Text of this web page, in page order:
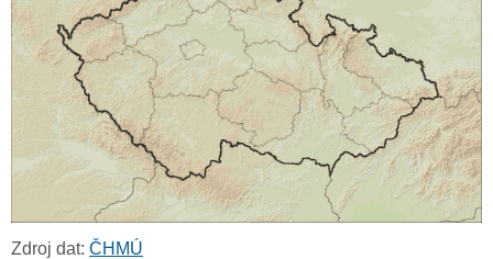
Zdroj dat: ČHMÚ